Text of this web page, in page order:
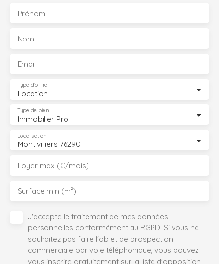
Prénom
Nom
Email
Location
Type d'offre
Immobilier Pro
Type de bien
Montivilliers 76290
Localisation
Loyer max (€/mois)
Surface min (m²)
J'accepte le traitement de mes données
personnelles conformément au RGPD. Si vous ne
souhaitez pas faire l'objet de prospection
commerciale par voie téléphonique, vous pouvez
vous inscrire gratuitement sur la liste d'opposition